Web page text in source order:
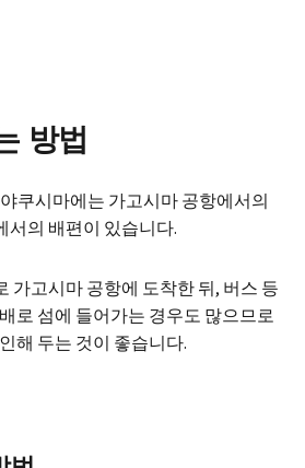
방법
쿠시마에는 가고시마 공항에서의
서의 배편이 있습니다.
가고시마 공항에 도착한 뒤, 버스 등
로 섬에 들어가는 경우도 많으므로
해 두는 것이 좋습니다.